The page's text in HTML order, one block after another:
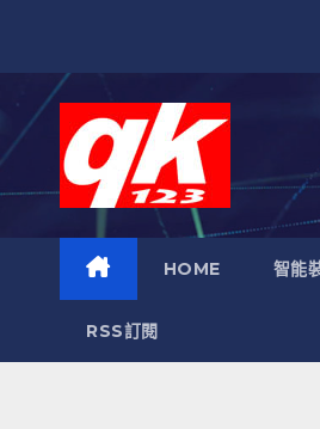
HOME 智能
RSS訂閱